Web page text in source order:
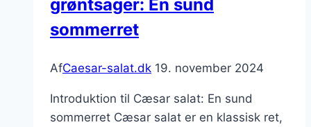
grøntsager: En sund
sommerret
AfCaesar-salat.dk 19. november 2024
Introduktion til Cæsar salat: En sund
sommerret Cæsar salat er en klassisk ret,